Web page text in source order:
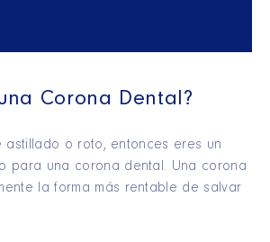
Corona Dental?
astillado o roto, entonces eres un
para una corona dental. Una corona
la forma más rentable de salvar